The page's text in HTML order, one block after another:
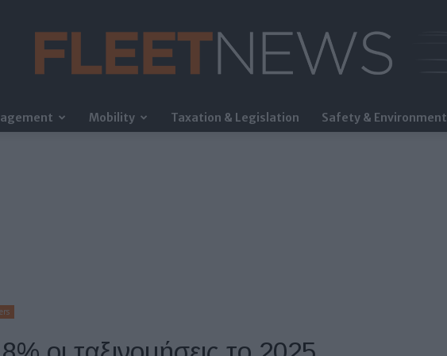
FleetNews
Mobility Taxation & Legislation Safety & Environment